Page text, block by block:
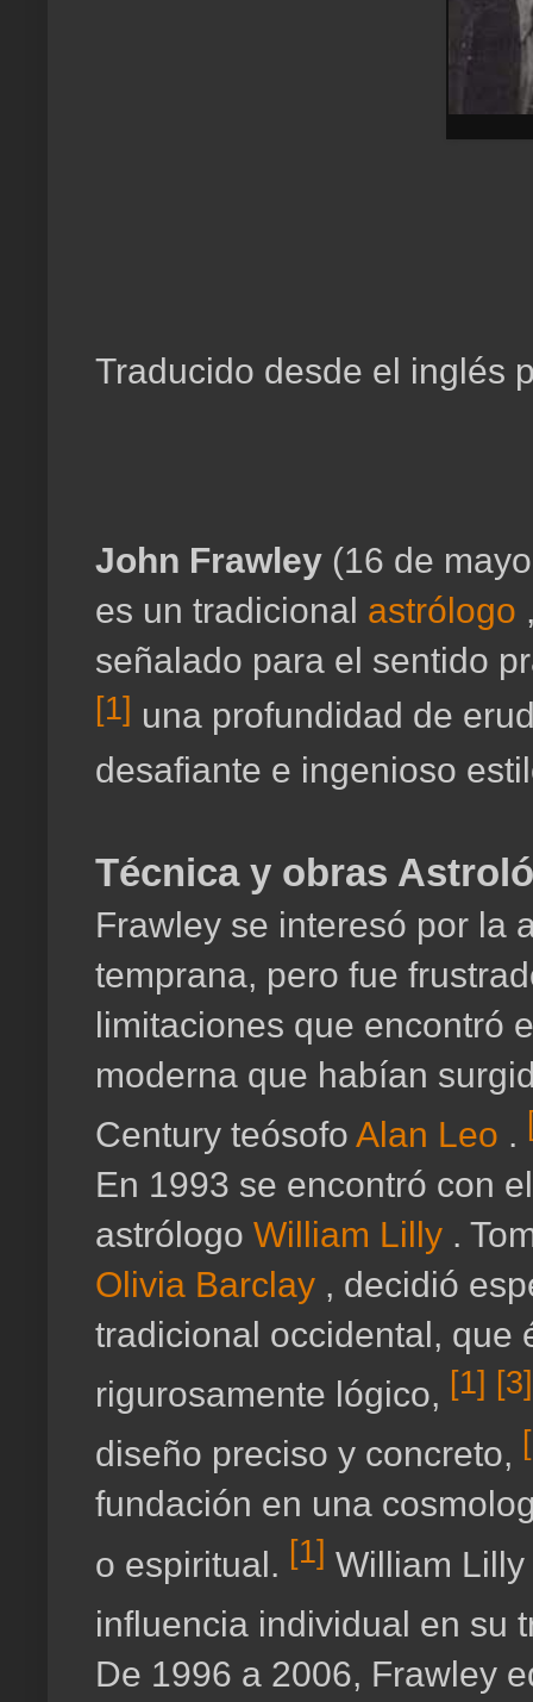
Traducido desde el inglés
John Frawley (16 de
es un tradicional astrólogo
señalado para el sentido
[1] una profundidad de
desafiante e ingenioso
Técnica y obras
Frawley se interesó por la
temprana, pero fue
limitaciones que encontró
moderna que habían
Century teósofo Alan Leo .
En 1993 se encontró con
astrólogo William Lilly .
Olivia Barclay , decidió
tradicional occidental, que
rigurosamente lógico, [1] [3]
diseño preciso y concreto,
fundación en una
o espiritual. [1] William
influencia individual en su
De 1996 a 2006, Frawley